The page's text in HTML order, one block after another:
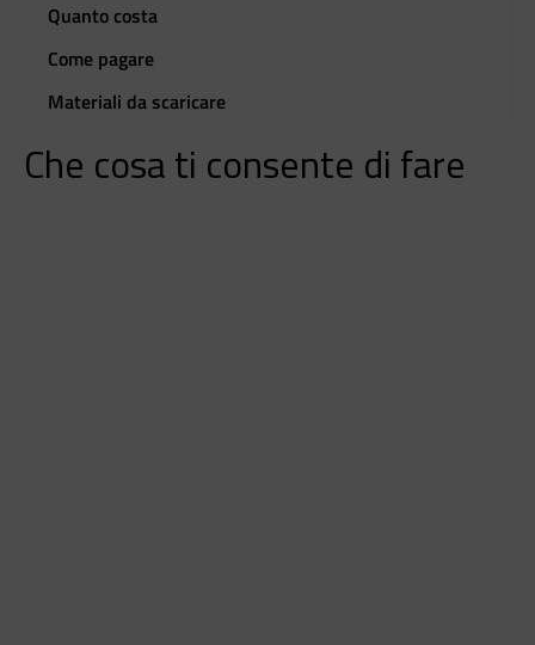
Quanto costa
Come pagare
Materiali da scaricare
Che cosa ti consente di fare